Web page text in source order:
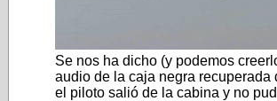
Se nos ha dicho (y podemos
audio de la caja negra recuperada
el piloto salió de la cabina y no